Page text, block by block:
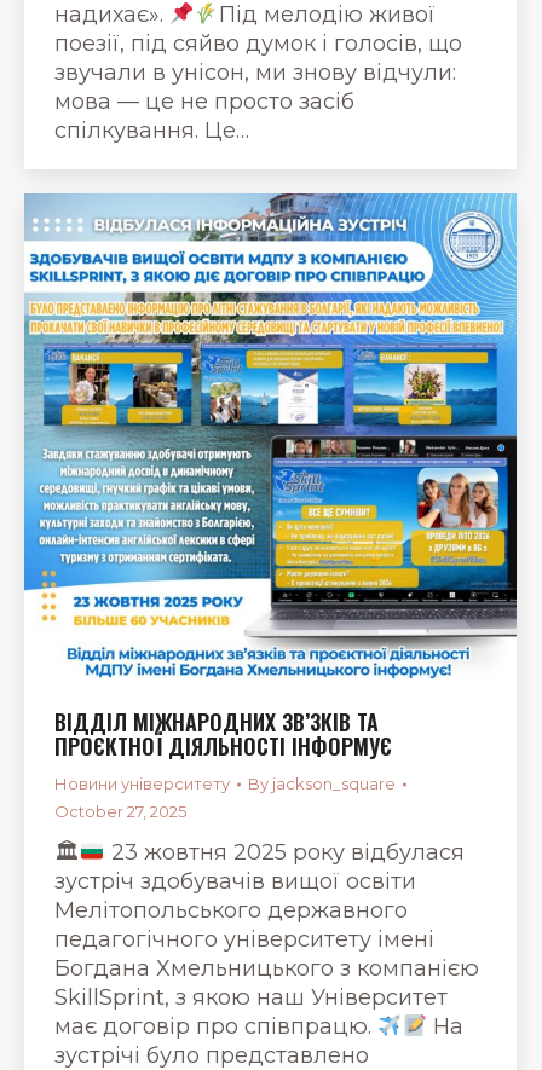
надихає».
Під мелодію живої
поезії, під сяйво думок і голосів, що
звучали в унісон, ми знову відчули:
мова — це не просто засіб
спілкування. Це…
ВІДДІЛ МІЖНАРОДНИХ ЗВ’ЗКІВ ТА
ПРОЄКТНОЇ ДІЯЛЬНОСТІ ІНФОРМУЄ
Новини університету By jackson_square
October 27, 2025
🏛
23 жовтня 2025 року відбулася
зустріч здобувачів вищої освіти
Мелітопольського державного
педагогічного університету імені
Богдана Хмельницького з компанією
SkillSprint, з якою наш Університет
має договір про співпрацю.
На
зустрічі було представлено